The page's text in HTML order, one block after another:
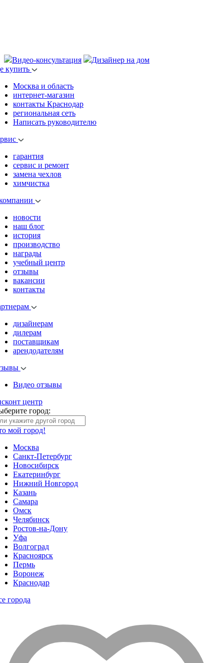
Видео-консультация
Дизайнер на дом
купить
Москва и область
интернет-магазин
контакты Краснодар
региональная сеть
Написать руководителю
гарантия
сервис и ремонт
замена чехлов
химчистка
новости
наш блог
история
производство
награды
учебный центр
отзывы
вакансии
контакты
дизайнерам
дилерам
поставщикам
арендодателям
Видео отзывы
центр
город:
мой город!
Москва
Санкт-Петербург
Новосибирск
Екатеринбург
Нижний Новгород
Казань
Самара
Омск
Челябинск
Ростов-на-Дону
Уфа
Волгоград
Красноярск
Пермь
Воронеж
Краснодар
города